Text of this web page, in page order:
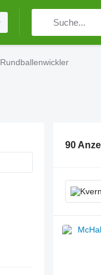
Rundballenwickler
90